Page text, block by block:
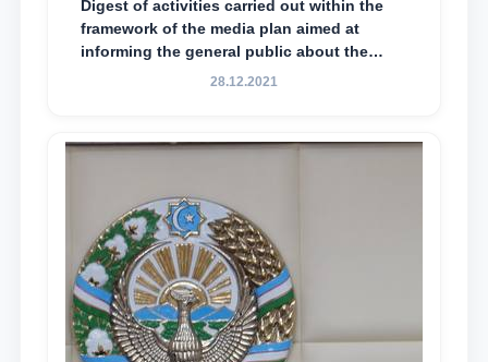
Digest of activities carried out within the
framework of the media plan aimed at
informing the general public about the
essence and content of the tasks outlined
Mirziyoyev, to the Oliy Majlis and the
28.12.2021